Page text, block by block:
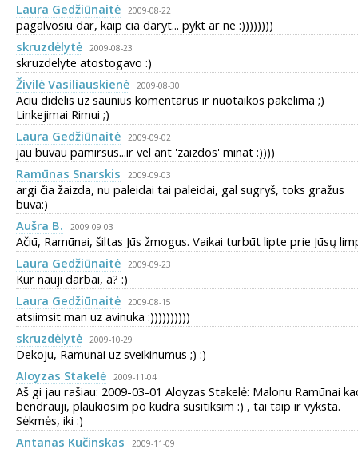
Laura Gedžiūnaitė
2009-08-22
pagalvosiu dar, kaip cia daryt... pykt ar ne :))))))))
skruzdėlytė
2009-08-23
skruzdelyte atostogavo :)
Živilė Vasiliauskienė
2009-08-30
Aciu didelis uz saunius komentarus ir nuotaikos pakelima ;)
Linkejimai Rimui ;)
Laura Gedžiūnaitė
2009-09-02
jau buvau pamirsus...ir vel ant 'zaizdos' minat :))))
Ramūnas Snarskis
2009-09-03
argi čia žaizda, nu paleidai tai paleidai, gal sugryš, toks gražus
buva:)
Aušra B.
2009-09-03
Ačiū, Ramūnai, šiltas Jūs žmogus. Vaikai turbūt lipte prie Jūsų
Laura Gedžiūnaitė
2009-09-23
Kur nauji darbai, a? :)
Laura Gedžiūnaitė
2009-08-15
atsiimsit man uz avinuka :))))))))))
skruzdėlytė
2009-10-29
Dekoju, Ramunai uz sveikinumus ;) :)
Aloyzas Stakelė
2009-11-04
Aš gi jau rašiau: 2009-03-01 Aloyzas Stakelė: Malonu Ramūnai
bendrauji, plaukiosim po kudra susitiksim :) , tai taip ir vyksta.
Sėkmės, iki :)
Antanas Kučinskas
2009-11-09